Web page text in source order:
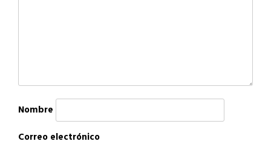
Nombre
Correo electrónico